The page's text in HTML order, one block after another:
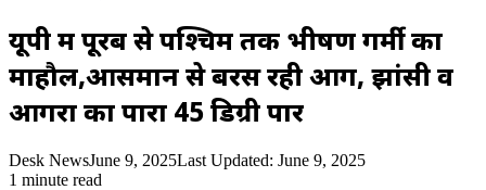
यूपी में पूरब से पश्चिम तक भीषण गर्मी का
माहौल,आसमान से बरस रही आग, झांसी व
आगरा का पारा 45 डिग्री पार
Desk NewsJune 9, 2025Last Updated: June 9, 2025
1 minute read